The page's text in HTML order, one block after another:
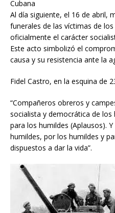
Cubana
Al día siguiente, el 16 de abril,
funerales de las víctimas de
oficialmente el carácter
Este acto simbolizó el
causa y su resistencia ante la
Fidel Castro, en la esquina de
“Compañeros obreros y
socialista y democrática de
para los humildes (Aplausos).
humildes, por los humildes y
dispuestos a dar la vida”.